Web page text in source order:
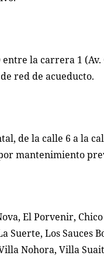
entre la carrera 1
red de acueducto.
de la calle 6 a la
mantenimiento
El Porvenir,
Suerte, Los Sauces
Nohora, Villa